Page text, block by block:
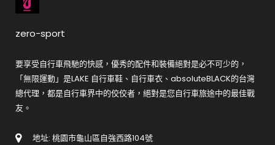
zero-sport
要享受自行車飛馳的快感，優秀的配件和裝備絕對是必不可少的，
「無限運動」是LAKE 自行車鞋、自行車衣、absoluteBLACK的台灣
總代理，都是自行車界中的佼佼者，絕對是您自行車旅途中的最佳戰
友。
地址: 桃園市龜山區自強西路104號